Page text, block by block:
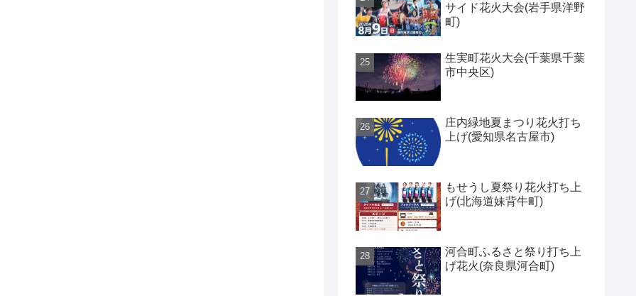
サイド花火大会(岩手県洋野
町)
生実町花火大会(千葉県千葉
市中央区)
庄内緑地夏まつり花火打ち
上げ(愛知県名古屋市)
もせうし夏祭り花火打ち上
げ(北海道妹背牛町)
河合町ふるさと祭り打ち上
げ花火(奈良県河合町)